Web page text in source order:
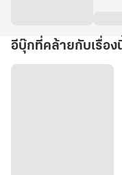
อีบุ๊กที่คล้ายกับเรื่อง